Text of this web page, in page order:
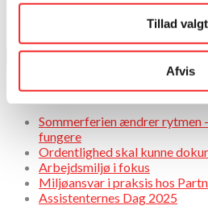
Tillad
Afvis
Søg
Seneste indlæg
Sommerferien ændrer rytmen
fungere
Ordentlighed skal kunne
Arbejdsmiljø i fokus
Miljøansvar i praksis hos
Assistenternes Dag 2025